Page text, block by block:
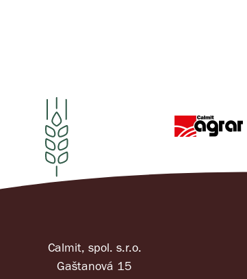
Calmit, spol. s.r.o.
Gaštanová 15